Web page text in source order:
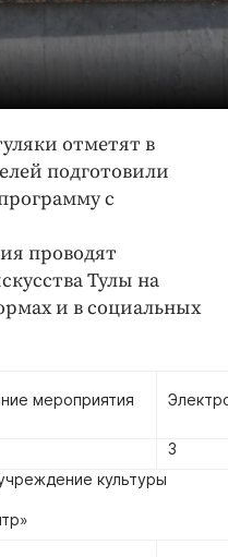
отметят в
подготовили
с
проводят
Тулы на
и в социальных
мероприятия
3
культуры